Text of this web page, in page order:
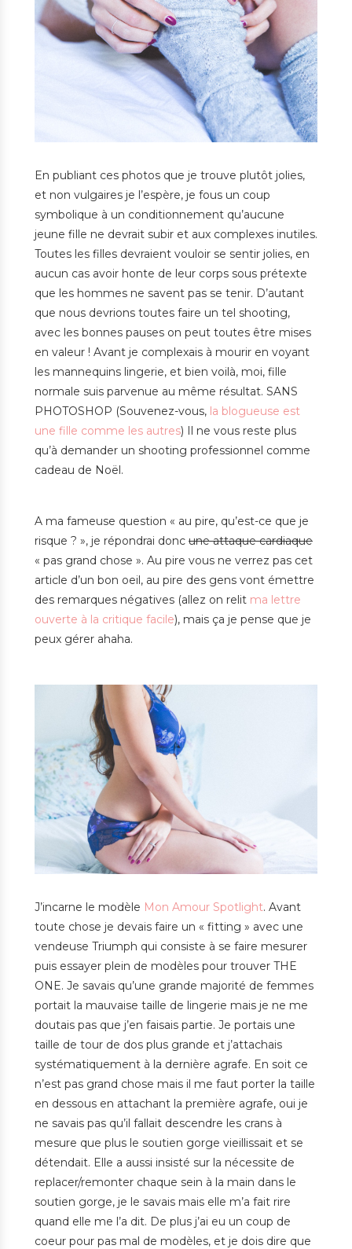
En publiant ces photos que je trouve plutôt jolies,
et non vulgaires je l’espère, je fous un coup
symbolique à un conditionnement qu’aucune
jeune fille ne devrait subir et aux complexes inutiles.
Toutes les filles devraient vouloir se sentir jolies, en
aucun cas avoir honte de leur corps sous prétexte
que les hommes ne savent pas se tenir. D’autant
que nous devrions toutes faire un tel shooting,
avec les bonnes pauses on peut toutes être mises
en valeur ! Avant je complexais à mourir en voyant
les mannequins lingerie, et bien voilà, moi, fille
normale suis parvenue au même résultat. SANS
PHOTOSHOP (Souvenez-vous, la blogueuse est
une fille comme les autres) Il ne vous reste plus
qu’à demander un shooting professionnel comme
cadeau de Noël.
A ma fameuse question « au pire, qu’est-ce que je
risque ? », je répondrai donc une attaque cardiaque
« pas grand chose ». Au pire vous ne verrez pas cet
article d’un bon oeil, au pire des gens vont émettre
des remarques négatives (allez on relit ma lettre
ouverte à la critique facile), mais ça je pense que je
peux gérer ahaha.
J’incarne le modèle Mon Amour Spotlight. Avant
toute chose je devais faire un « fitting » avec une
vendeuse Triumph qui consiste à se faire mesurer
puis essayer plein de modèles pour trouver THE
ONE. Je savais qu’une grande majorité de femmes
portait la mauvaise taille de lingerie mais je ne me
doutais pas que j’en faisais partie. Je portais une
taille de tour de dos plus grande et j’attachais
systématiquement à la dernière agrafe. En soit ce
n’est pas grand chose mais il me faut porter la taille
en dessous en attachant la première agrafe, oui je
ne savais pas qu’il fallait descendre les crans à
mesure que plus le soutien gorge vieillissait et se
détendait. Elle a aussi insisté sur la nécessite de
replacer/remonter chaque sein à la main dans le
soutien gorge, je le savais mais elle m’a fait rire
quand elle me l’a dit. De plus j’ai eu un coup de
coeur pour pas mal de modèles, et je dois dire que